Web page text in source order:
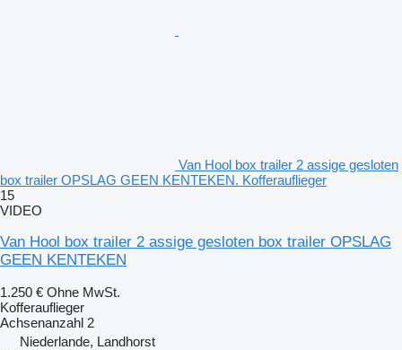
Van Hool box trailer 2 assige gesloten
box trailer OPSLAG GEEN KENTEKEN. Kofferauflieger
15
VIDEO
Van Hool box trailer 2 assige gesloten box trailer OPSLAG
GEEN KENTEKEN
1.250 € Ohne MwSt.
Kofferauflieger
Achsenanzahl 2
Niederlande, Landhorst